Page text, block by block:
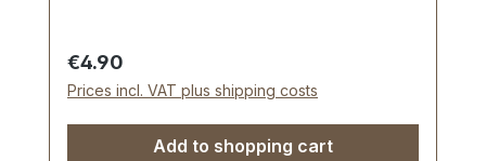
Regular price:
€4.90
Prices incl. VAT plus shipping costs
Add to shopping cart